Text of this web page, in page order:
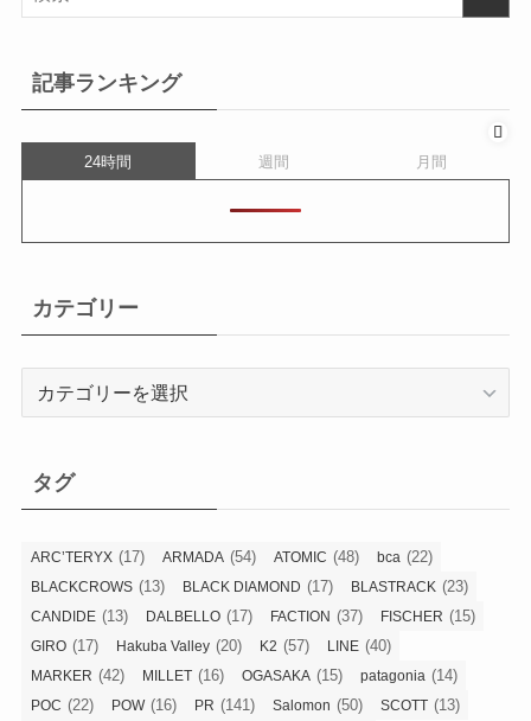
記事ランキング
24時間 週間 月間
カテゴリー
ー
タグ
ARC’TERYX (17) ARMADA (54) ATOMIC (48) bca (22)
BLACKCROWS (13) BLACK DIAMOND (17) BLASTRACK (23)
CANDIDE (13) DALBELLO (17) FACTION (37) FISCHER (15)
GIRO (17) Hakuba Valley (20) K2 (57) LINE (40)
MARKER (42) MILLET (16) OGASAKA (15) patagonia (14)
POC (22) POW(16) PR (141) Salomon (50) SCOTT (13)